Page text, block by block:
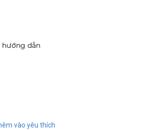
hướng dẫn
vào yêu thích